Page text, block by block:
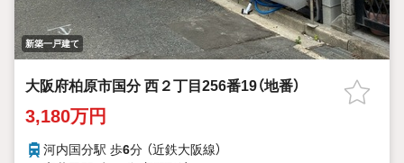
新築一戸建て
大阪府柏原市国分 西２丁目256番19（地番）
3,180万円
河内国分駅 歩6分 （近鉄大阪線）